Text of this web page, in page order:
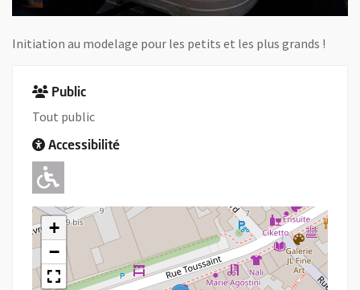
Initiation au modelage pour les petits et les plus grands !
Public
Tout public
Accessibilité
Adapté pour l'handicap Moteur
+
−